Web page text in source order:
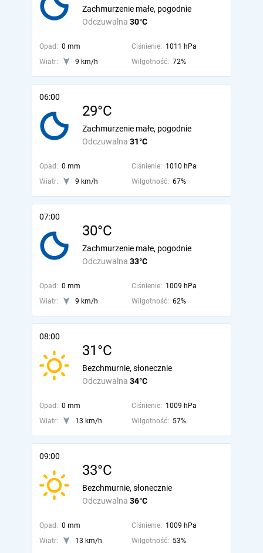
Odczuwalna 30°C
Zachmurzenie małe, pogodnie
Opad: 0 mm Ciśnienie: 1011 hPa
Wiatr:
9 km/h Wilgotność: 72%
06:00
29°C
Odczuwalna 31°C
Zachmurzenie małe, pogodnie
Opad: 0 mm Ciśnienie: 1010 hPa
Wiatr:
9 km/h Wilgotność: 67%
07:00
30°C
Odczuwalna 33°C
Zachmurzenie małe, pogodnie
Opad: 0 mm Ciśnienie: 1009 hPa
Wiatr:
9 km/h Wilgotność: 62%
08:00
31°C
Odczuwalna 34°C
Bezchmurnie, słonecznie
Opad: 0 mm Ciśnienie: 1009 hPa
Wiatr:
13 km/h Wilgotność: 57%
09:00
33°C
Odczuwalna 36°C
Bezchmurnie, słonecznie
Opad: 0 mm Ciśnienie: 1009 hPa
Wiatr:
13 km/h Wilgotność: 53%